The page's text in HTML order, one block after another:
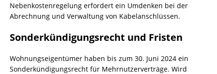
Nebenkostenregelung erfordert ein Umdenken bei der
Abrechnung und Verwaltung von Kabelanschlüssen.
Sonderkündigungsrecht und Fristen
Wohnungseigentümer haben bis zum 30. Juni 2024 ein
Sonderkündigungsrecht für Mehrnutzerverträge. Wird